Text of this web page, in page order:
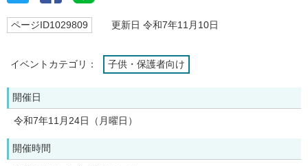
ページID1029809 更新日 令和7年11月10日
イベントカテゴリ： 子供・保護者向け
開催日
令和7年11月24日（月曜日）
開催時間